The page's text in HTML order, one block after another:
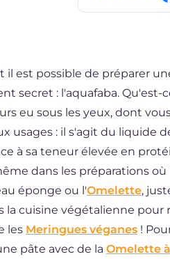
il est possible de préparer
secret : l'aquafaba. Qu'est-
eu sous les yeux, dont
usages : il s'agit du liquide
à sa teneur élevée en
dans les préparations où
éponge ou l'Omelette,
la cuisine végétalienne pour
les Meringues véganes !
pâte avec de la Omelette